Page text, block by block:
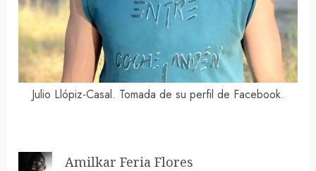
Julio Llópiz-Casal. Tomada de su perfil de Facebook.
Amilkar Feria Flores